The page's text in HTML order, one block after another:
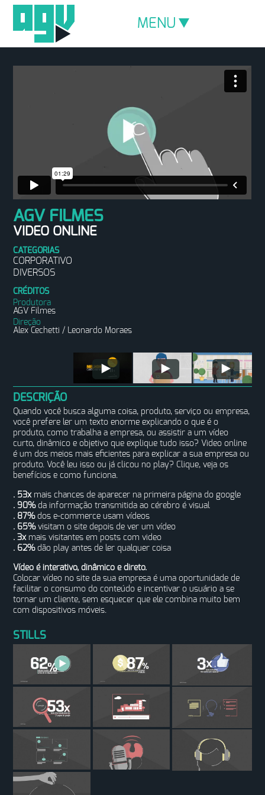
MENU
AGV FILMES
VIDEO ONLINE
CATEGORIAS
CORPORATIVO
DIVERSOS
CRÉDITOS
Produtora
AGV Filmes
Direção
Alex Cechetti / Leonardo Moraes
DESCRIÇÃO
Quando você busca alguma coisa, produto, serviço ou empresa,
você prefere ler um texto enorme explicando o que é o
produto, como trabalha a empresa, ou assistir a um vídeo
curto, dinâmico e objetivo que explique tudo isso? Video online
é um dos meios mais eficientes para explicar a sua empresa ou
produto. Você leu isso ou já clicou no play? Clique, veja os
benefícios e como funciona.
. 53xmais chances de aparecer na primeira página do google
. 90%da informação transmitida ao cérebro é visual
. 87%dos e-commerce usam vídeos
. 65%visitam o site depois de ver um vídeo
. 3xmais visitantes em posts com video
. 62%dão play antes de ler qualquer coisa
Vídeo é interativo, dinâmico e direto.
Colocar vídeo no site da sua empresa é uma oportunidade de
facilitar o consumo do conteúdo e incentivar o usuário a se
tornar um cliente, sem esquecer que ele combina muito bem
com dispositivos móveis.
STILLS